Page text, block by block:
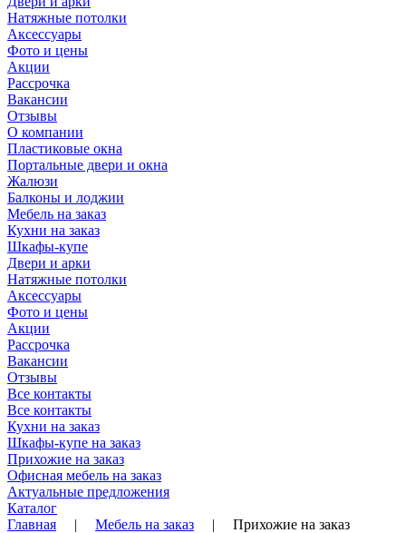
Натяжные потолки
Аксессуары
Фото и цены
Акции
Рассрочка
Вакансии
Отзывы
О компании
Пластиковые окна
Портальные двери и окна
Жалюзи
Балконы и лоджии
Мебель на заказ
Кухни на заказ
Шкафы-купе
Двери и арки
Натяжные потолки
Аксессуары
Фото и цены
Акции
Рассрочка
Вакансии
Отзывы
Все контакты
Все контакты
Кухни на заказ
Шкафы-купе на заказ
Прихожие на заказ
Офисная мебель на заказ
Актуальные предложения
Каталог
Главная | Мебель на заказ | Прихожие на заказ